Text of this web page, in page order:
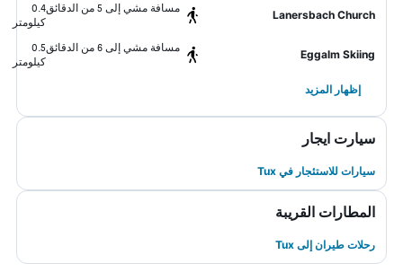
Lanersbach Church
مسافة مشي إلى 5 من الدقائق
0.4
كيلومتر
Eggalm Skiing
مسافة مشي إلى 6 من الدقائق
0.5
كيلومتر
إظهار المزيد
سيارت ايجار
سيارات للاستئجار في Tux
المطارات القريبة
رحلات طيران إلى Tux